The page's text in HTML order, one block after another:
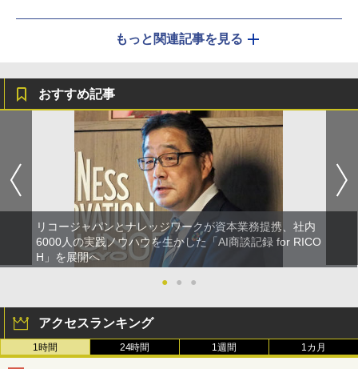
もっと関連記事を見る
おすすめ記事
リコージャパンとナレッジワークが資本業務提携、社内
6000人の実践ノウハウを生かした「AI商談記録 for RICO
H」を展開へ
●
● ●
アクセスランキング
1時間 24時間 1週間 1カ月